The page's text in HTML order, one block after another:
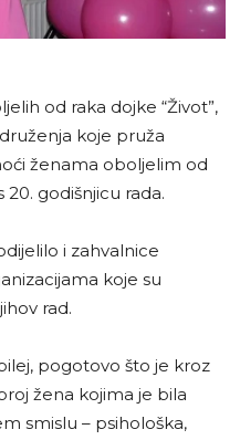
od raka dojke “Život”,
koje pruža
ženama oboljelim od
godišnjicu rada.
i zahvalnice
koje su
rad.
pogotovo što je kroz
žena kojima je bila
smislu – psihološka,